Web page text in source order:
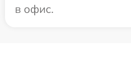
в офис.